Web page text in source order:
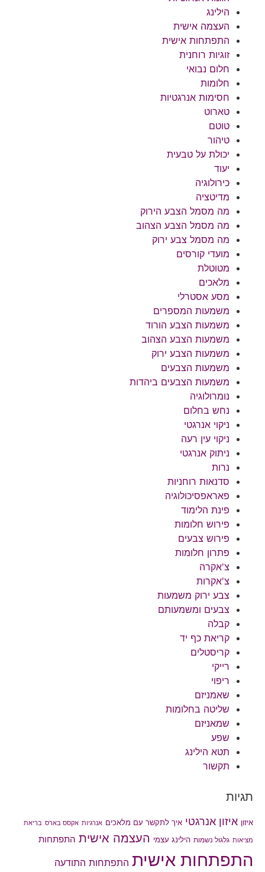
הילינג
העצמה אישית
התפתחות אישית
זוגיות רוחנית
חלום נבואי
חלומות
חסימות אנרגטיות
טארוט
טוטם
טיהור
יכולת על טבעית
יעוד
כירולוגיה
מדיטציה
מה מסמל הצבע הירוק
מה מסמל הצבע הצהוב
מה מסמל צבע ירוק
מועדי קורסים
מטוטלת
מלאכים
מסע אסטרלי
משמעות המספרים
משמעות הצבע הורוד
משמעות הצבע הצהוב
משמעות הצבע ירוק
משמעות הצבעים
משמעות הצבעים ביהדות
נומרולוגיה
נחש בחלום
ניקוי אנרגטי
ניקוי עין רעה
ניתוק אנרגטי
נרות
סדנאות רוחניות
פאראפסיכולוגיה
פינת הלימוד
פירוש חלומות
פירוש צבעים
פתרון חלומות
צ'אקרה
צ'אקרות
צבע ירוק משמעות
צבעים ומשמעותם
קבלה
קריאת כף יד
קריסטלים
רייקי
ריפוי
שאמניזם
שליטה בחלומות
שמאניזם
שפע
תטא הילינג
תקשור
תגיות
איזון איזון אנרגטי איך לתקשר עם מלאכים אנרגיות אקסס בארס בריאת
מציאות גלגול נשמות הילינג עצמי העצמה אישית התפתחות
התפתחות אישית התפתחות התודעה